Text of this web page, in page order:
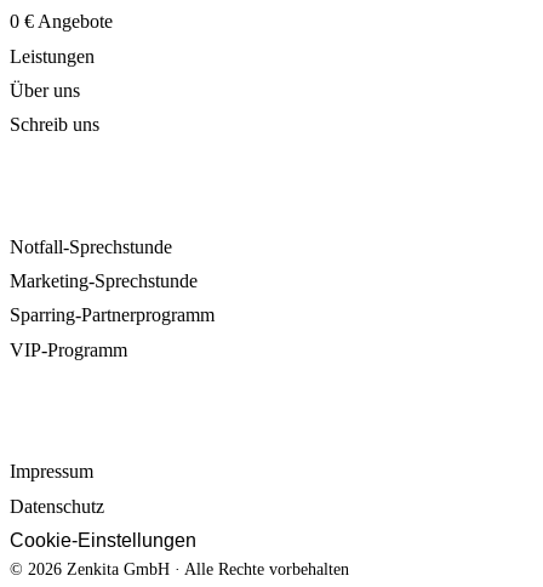
0 € Angebote
Leistungen
Über uns
Schreib uns
Notfall-Sprechstunde
Marketing-Sprechstunde
Sparring-Partnerprogramm
VIP-Programm
Impressum
Datenschutz
Cookie-Einstellungen
© 2026 Zenkita GmbH · Alle Rechte vorbehalten